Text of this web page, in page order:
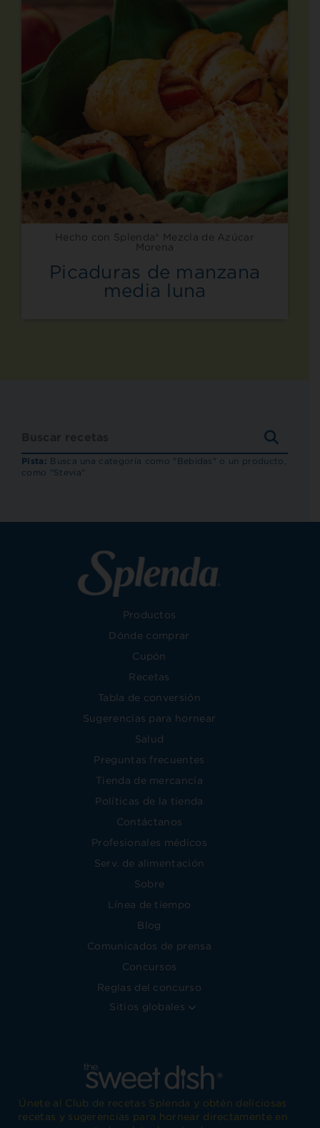
Hecho con Splenda® Mezcla de Azúcar
Morena
Picaduras de manzana
media luna
Pista: Busca una categoría como "Bebidas" o un producto,
como "Stevia"
Productos
Dónde comprar
Cupón
Recetas
Tabla de conversión
Sugerencias para hornear
Salud
Preguntas frecuentes
Tienda de mercancía
Políticas de la tienda
Contáctanos
Profesionales médicos
Serv. de alimentación
Sobre
Línea de tiempo
Blog
Comunicados de prensa
Concursos
Reglas del concurso
Sitios globales
Únete al Club de recetas Splenda y obtén deliciosas
recetas y sugerencias para hornear directamente en